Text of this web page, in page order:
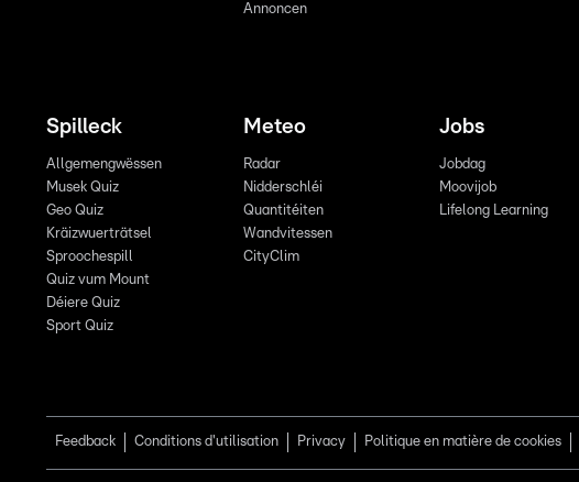
Annoncen
Spilleck
Allgemengwëssen
Musek Quiz
Geo Quiz
Kräizwuerträtsel
Sproochespill
Quiz vum Mount
Déiere Quiz
Sport Quiz
Meteo
Radar
Nidderschléi
Quantitéiten
Wandvitessen
CityClim
Jobs
Jobdag
Moovijob
Lifelong Learning
Feedback Conditions d'utilisation Privacy Politique en matière de cookies